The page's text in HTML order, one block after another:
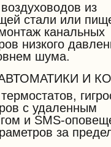
из
стали или
канальных
низкого
шума.
И
с удаленным
и SMS-
за